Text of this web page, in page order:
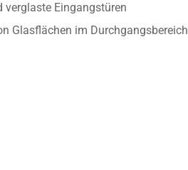
verglaste Eingangstüren
Glasflächen im Durchgangsbereich